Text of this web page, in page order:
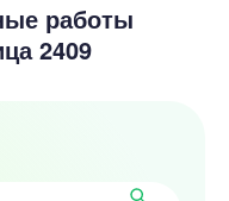
работы
2409